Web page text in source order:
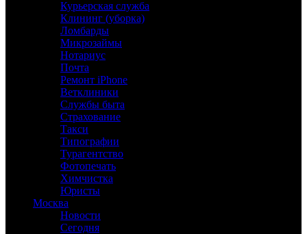
Курьерская служба
Клининг (уборка)
Ломбарды
Микрозаймы
Нотариус
Почта
Ремонт iPhone
Ветклиники
Службы быта
Страхование
Такси
Типографии
Турагентство
Фотопечать
Химчистка
Юристы
Москва
Новости
Сегодня